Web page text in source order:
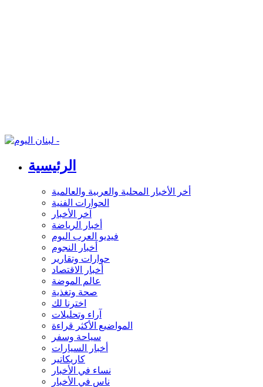
الرئيسية
أخر الأخبار المحلية والعربية والعالمية
الحوارات الفنية
آخر الأخبار
أخبار الرياضة
فيديو العرب اليوم
أخبار النجوم
حوارات وتقارير
أخبار الاقتصاد
عالم الموضة
صحة وتغذية
اخترنا لك
آراء وتحليلات
المواضيع الأكثر قراءة
سياحة وسفر
أخبار السيارات
كاريكاتير
نساء في الأخبار
ناس في الأخبار